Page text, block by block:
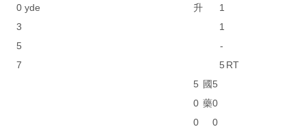
0
3
5
7
yde
升
1
1
-
5 RT
5
0
0
國
藥
5
0
0